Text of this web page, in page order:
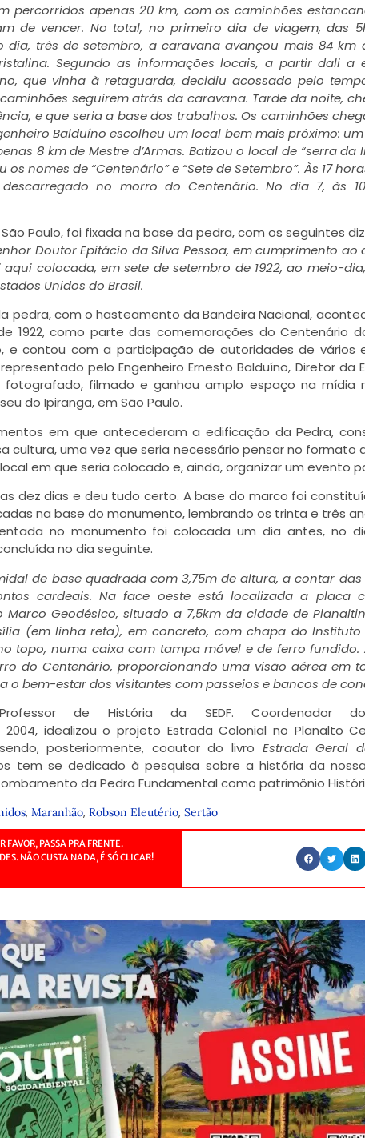
percorridos apenas 20 km, com os caminhões
de vencer. No total, no primeiro dia de viagem, das
dia, três de setembro, a caravana avançou mais 84
Segundo as informações locais, a partir dali a
que vinha à retaguarda, decidiu acossado pelo
caminhões seguirem atrás da caravana. Tarde da noite,
e que seria a base dos trabalhos. Os caminhões
Balduíno escolheu um local bem mais próximo:
8 km de Mestre d’Armas. Batizou o local de “serra
nomes de “Centenário” e “Sete de Setembro”. Às 17
no morro do Centenário. No dia 7, às
Paulo, foi fixada na base da pedra, com os seguintes
Doutor Epitácio da Silva Pessoa, em cumprimento ao
aqui colocada, em sete de setembro de 1922, ao meio-
Unidos do Brasil.
pedra, com o hasteamento da Bandeira Nacional,
1922, como parte das comemorações do Centenário
e contou com a participação de autoridades de vários
pelo Engenheiro Ernesto Balduíno, Diretor da
fotografado, filmado e ganhou amplo espaço na mídia
do Ipiranga, em São Paulo.
em que antecederam a edificação da Pedra,
cultura, uma vez que seria necessário pensar no formato
em que seria colocado e, ainda, organizar um evento
dez dias e deu tudo certo. A base do marco foi
na base do monumento, lembrando os trinta e três
no monumento foi colocada um dia antes, no
no dia seguinte.
de base quadrada com 3,75m de altura, a contar das
cardeais. Na face oeste está localizada a placa
Geodésico, situado a 7,5km da cidade de
(em linha reta), em concreto, com chapa do
topo, numa caixa com tampa móvel e de ferro
do Centenário, proporcionando uma visão aérea em
o bem-estar dos visitantes com passeios e bancos de
de História da SEDF. Coordenador
2004, idealizou o projeto Estrada Colonial no Planalto
posteriormente, coautor do livro Estrada Geral
tem se dedicado à pesquisa sobre a história da
da Pedra Fundamental como patrimônio
, Maranhão, Robson Eleutério, Sertão
FAVOR, PASSA PRA FRENTE.
NÃO CUSTA NADA, É SÓ CLICAR!